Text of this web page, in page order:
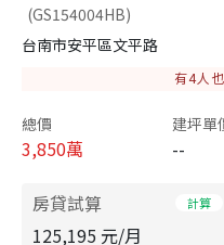
(GS154004HB)
台南市安平區文平路
有4人
總價
3,850萬
建坪單
--
房貸試算 計算
125,195 元/月